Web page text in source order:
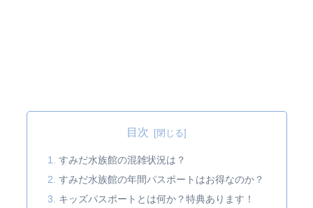
目次
すみだ水族館の混雑状況は？
すみだ水族館の年間パスポートはお得なのか？
キッズパスポートとは何か？特典あります！